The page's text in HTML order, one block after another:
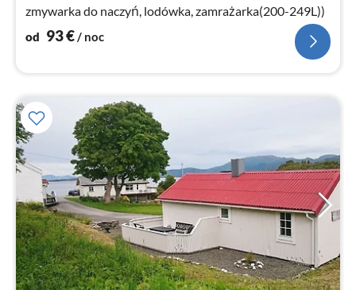
zmywarka do naczyń, lodówka, zamrażarka(200-249L))
od 93€/ noc